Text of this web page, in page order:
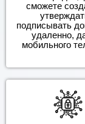
сможете
подписывать
удаленно,
мобильного